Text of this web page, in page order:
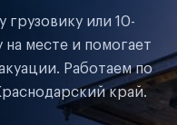
грузовику или 10-
на месте и помогает
Работаем по
край.